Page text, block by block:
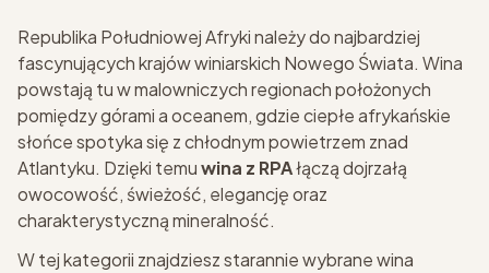
Republika Południowej Afryki należy do najbardziej
fascynujących krajów winiarskich Nowego Świata. Wina
powstają tu w malowniczych regionach położonych
pomiędzy górami a oceanem, gdzie ciepłe afrykańskie
słońce spotyka się z chłodnym powietrzem znad
Atlantyku. Dzięki temuwina z RPAłączą dojrzałą
owocowość, świeżość, elegancję oraz
charakterystyczną mineralność.
W tej kategorii znajdziesz starannie wybrane wina